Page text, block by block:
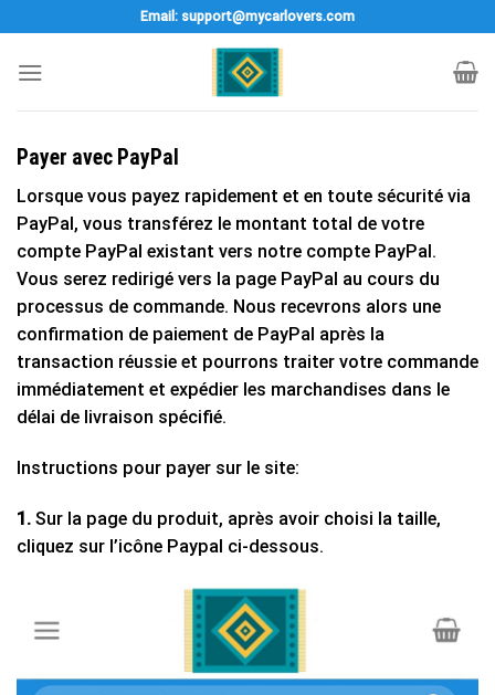
to
content
Email: support@mycarlovers.com
Payer avec PayPal
Lorsque vous payez rapidement et en toute sécurité via
PayPal, vous transférez le montant total de votre
compte PayPal existant vers notre compte PayPal.
Vous serez redirigé vers la page PayPal au cours du
processus de commande. Nous recevrons alors une
confirmation de paiement de PayPal après la
transaction réussie et pourrons traiter votre commande
immédiatement et expédier les marchandises dans le
délai de livraison spécifié.
Instructions pour payer sur le site:
1. Sur la page du produit, après avoir choisi la taille,
cliquez sur l’icône Paypal ci-dessous.